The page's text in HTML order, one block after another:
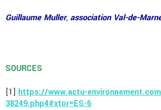
Guillaume Muller, association Val-de-
SOURCES
[1] https://www.actu-
38249.php4#xtor=ES-6